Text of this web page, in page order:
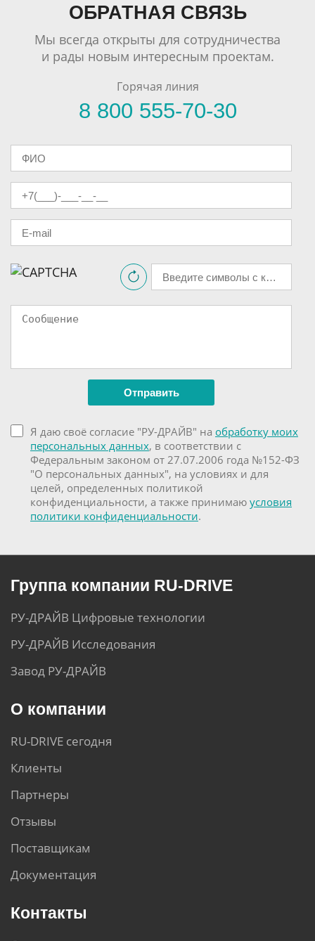
ОБРАТНАЯ СВЯЗЬ
Мы всегда открыты для сотрудничества
и рады новым интересным проектам.
Горячая линия
8 800 555-70-30
Я даю своё согласие "РУ-ДРАЙВ" на обработку моих
персональных данных, в соответствии с
Федеральным законом от 27.07.2006 года №152-ФЗ
"О персональных данных", на условиях и для
целей, определенных политикой
конфиденциальности, а также принимаю условия
политики конфиденциальности.
Группа компании RU-DRIVE
РУ-ДРАЙВ Цифровые технологии
РУ-ДРАЙВ Исследования
Завод РУ-ДРАЙВ
О компании
RU-DRIVE сегодня
Клиенты
Партнеры
Отзывы
Поставщикам
Документация
Контакты